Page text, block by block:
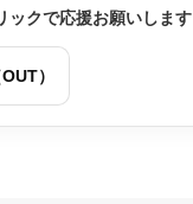
ックで応援お願いします
）